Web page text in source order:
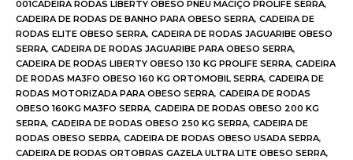
001CADEIRA RODAS LIBERTY OBESO PNEU MACIÇO PROLIFE SERRA,
CADEIRA DE RODAS DE BANHO PARA OBESO SERRA, CADEIRA DE
RODAS ELITE OBESO SERRA, CADEIRA DE RODAS JAGUARIBE OBESO
SERRA, CADEIRA DE RODAS JAGUARIBE PARA OBESO SERRA,
CADEIRA DE RODAS LIBERTY OBESO 130 KG PROLIFE SERRA, CADEIRA
DE RODAS MA3FO OBESO 160 KG ORTOMOBIL SERRA, CADEIRA DE
RODAS MOTORIZADA PARA OBESO SERRA, CADEIRA DE RODAS
OBESO 160KG MA3FO SERRA, CADEIRA DE RODAS OBESO 200 KG
SERRA, CADEIRA DE RODAS OBESO 250 KG SERRA, CADEIRA DE
RODAS OBESO SERRA, CADEIRA DE RODAS OBESO USADA SERRA,
CADEIRA DE RODAS ORTOBRAS GAZELA ULTRA LITE OBESO SERRA,